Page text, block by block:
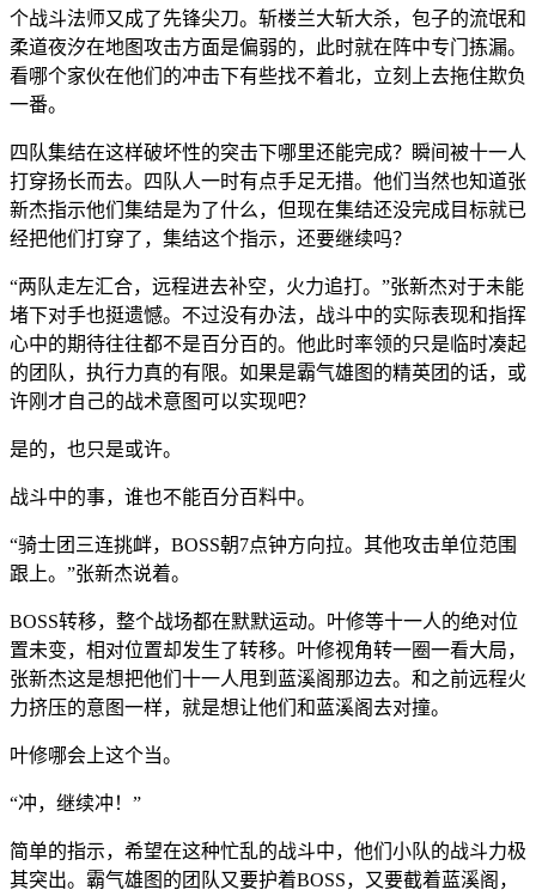
个战斗法师又成了先锋尖刀。斩楼兰大斩大杀，包子的流氓和
柔道夜汐在地图攻击方面是偏弱的，此时就在阵中专门拣漏。
看哪个家伙在他们的冲击下有些找不着北，立刻上去拖住欺负
一番。
四队集结在这样破坏性的突击下哪里还能完成？瞬间被十一人
打穿扬长而去。四队人一时有点手足无措。他们当然也知道张
新杰指示他们集结是为了什么，但现在集结还没完成目标就已
经把他们打穿了，集结这个指示，还要继续吗？
“两队走左汇合，远程进去补空，火力追打。”张新杰对于未能
堵下对手也挺遗憾。不过没有办法，战斗中的实际表现和指挥
心中的期待往往都不是百分百的。他此时率领的只是临时凑起
的团队，执行力真的有限。如果是霸气雄图的精英团的话，或
许刚才自己的战术意图可以实现吧？
是的，也只是或许。
战斗中的事，谁也不能百分百料中。
“骑士团三连挑衅，BOSS朝7点钟方向拉。其他攻击单位范围
跟上。”张新杰说着。
BOSS转移，整个战场都在默默运动。叶修等十一人的绝对位
置未变，相对位置却发生了转移。叶修视角转一圈一看大局，
张新杰这是想把他们十一人甩到蓝溪阁那边去。和之前远程火
力挤压的意图一样，就是想让他们和蓝溪阁去对撞。
叶修哪会上这个当。
“冲，继续冲！”
简单的指示，希望在这种忙乱的战斗中，他们小队的战斗力极
其突出。霸气雄图的团队又要护着BOSS，又要截着蓝溪阁，